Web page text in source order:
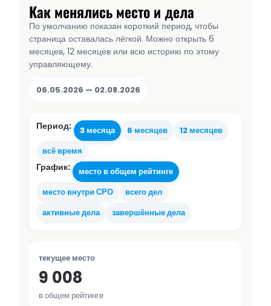
Как менялись место и дела
По умолчанию показан короткий период, чтобы
страница оставалась лёгкой. Можно открыть 6
месяцев, 12 месяцев или всю историю по этому
управляющему.
06.05.2026 — 02.08.2026
Период: 3 месяца 6 месяцев
12 месяцев
всё время
График:
место в общем рейтинге
место внутри СРО
всего дел
активные дела
завершённые дела
текущее место
9 008
в общем рейтинге